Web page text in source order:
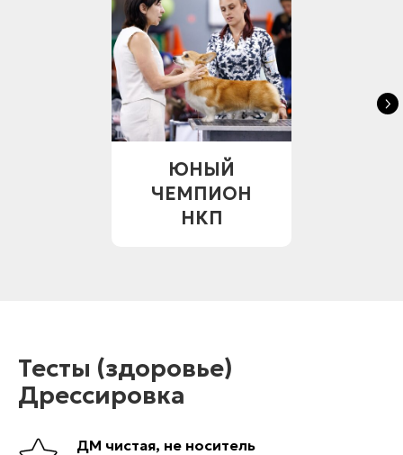
ЮНЫЙ
ЧЕМПИОН
НКП
Тесты (здоровье)
Дрессировка
ДМ чистая, не носитель